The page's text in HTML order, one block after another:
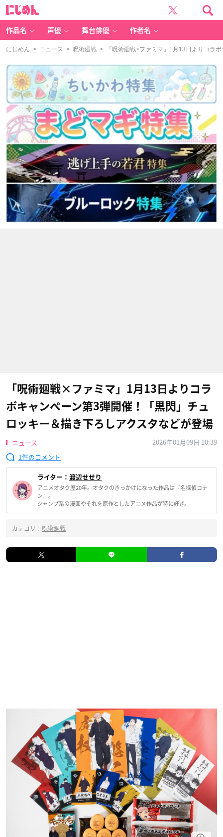
作品名 声優 舞台俳優 作者名
にじめん > ニュース > 呪術廻戦 > 「呪術廻戦×ファミマ」1月13日よりコラ
「呪術廻戦×ファミマ」1月13日よりコラ
ボキャンペーン第3弾開催！「黒閃」チュ
ロッキー＆描き下ろしアクスタなどが登場
ニュース
2026年01月09日 10:39
1
ライター： 渡辺せせり
アニメオタク歴20年。オタクのきっかけになった作品は『名探偵コナ
ン』。
ジャンプ系の漫画やそれを原作としたアニメ作品が特に好き。
カテゴリ : 呪術廻戦